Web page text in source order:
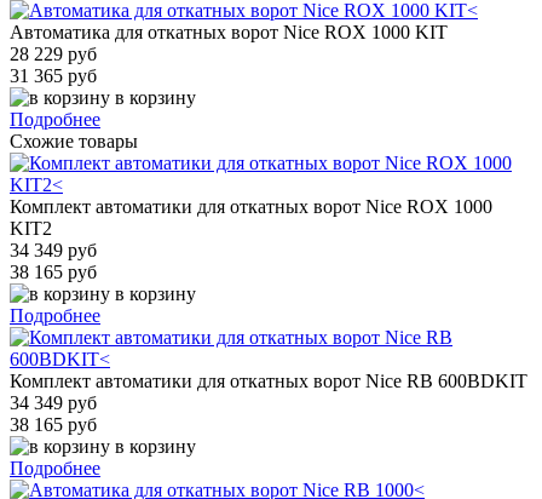
Автоматика для откатных ворот Nice ROX 1000 KIT
28 229 руб
31 365 руб
в корзину
Подробнее
Схожие товары
Комплект автоматики для откатных ворот Nice ROX 1000
KIT2
34 349 руб
38 165 руб
в корзину
Подробнее
Комплект автоматики для откатных ворот Nice RB 600BDKIT
34 349 руб
38 165 руб
в корзину
Подробнее